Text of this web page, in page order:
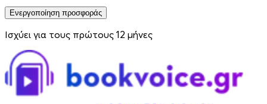
Ενεργοποίηση προσφοράς
Ισχύει για τους πρώτους 12 μήνες